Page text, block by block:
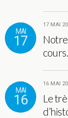
MAI
17
17 MAI
MAI
16
16 MAI
Le